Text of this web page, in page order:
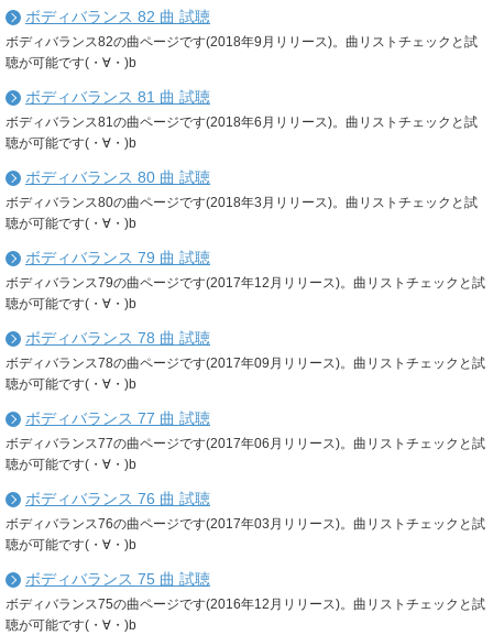
ボディバランス 82 曲 試聴
ボディバランス82の曲ページです(2018年9月リリース)。曲リストチェックと試
聴が可能です(・∀・)b
ボディバランス 81 曲 試聴
ボディバランス81の曲ページです(2018年6月リリース)。曲リストチェックと試
聴が可能です(・∀・)b
ボディバランス 80 曲 試聴
ボディバランス80の曲ページです(2018年3月リリース)。曲リストチェックと試
聴が可能です(・∀・)b
ボディバランス 79 曲 試聴
ボディバランス79の曲ページです(2017年12月リリース)。曲リストチェックと試
聴が可能です(・∀・)b
ボディバランス 78 曲 試聴
ボディバランス78の曲ページです(2017年09月リリース)。曲リストチェックと試
聴が可能です(・∀・)b
ボディバランス 77 曲 試聴
ボディバランス77の曲ページです(2017年06月リリース)。曲リストチェックと試
聴が可能です(・∀・)b
ボディバランス 76 曲 試聴
ボディバランス76の曲ページです(2017年03月リリース)。曲リストチェックと試
聴が可能です(・∀・)b
ボディバランス 75 曲 試聴
ボディバランス75の曲ページです(2016年12月リリース)。曲リストチェックと試
聴が可能です(・∀・)b